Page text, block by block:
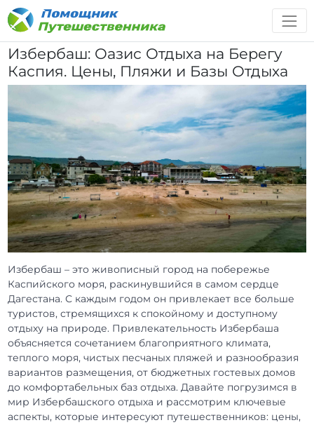
Избербаш: Оазис Отдыха на Берегу
Каспия. Цены, Пляжи и Базы Отдыха
Избербаш – это живописный город на побережье
Каспийского моря, раскинувшийся в самом сердце
Дагестана. С каждым годом он привлекает все больше
туристов, стремящихся к спокойному и доступному
отдыху на природе. Привлекательность Избербаша
объясняется сочетанием благоприятного климата,
теплого моря, чистых песчаных пляжей и разнообразия
вариантов размещения, от бюджетных гостевых домов
до комфортабельных баз отдыха. Давайте погрузимся в
мир Избербашского отдыха и рассмотрим ключевые
аспекты, которые интересуют путешественников: цены,